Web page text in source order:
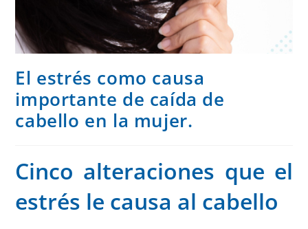
El estrés como causa
importante de caída de
cabello en la mujer.
Cinco alteraciones que el
estrés le causa al cabello